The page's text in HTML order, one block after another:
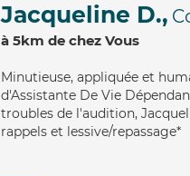
Jacqueline D.,
à 5km de chez Vous
Minutieuse, appliquée et
d'Assistante De Vie
troubles de l'audition,
rappels et lessive/repassage*